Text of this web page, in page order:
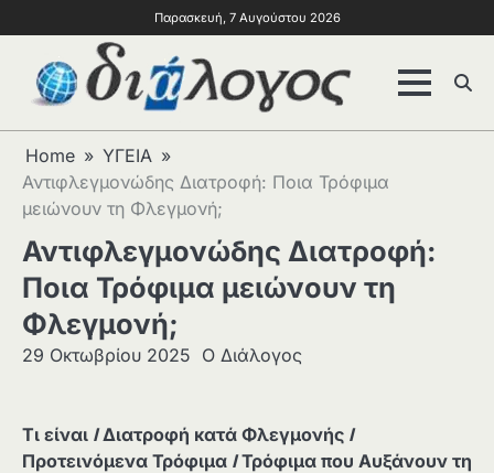
Παρασκευή, 7 Αυγούστου 2026
Home
ΥΓΕΙΑ
Αντιφλεγμονώδης Διατροφή: Ποια Τρόφιμα
μειώνουν τη Φλεγμονή;
Αντιφλεγμονώδης Διατροφή:
Ποια Τρόφιμα μειώνουν τη
Φλεγμονή;
29 Οκτωβρίου 2025 Ο Διάλογος
Τι είναι ΙΔιατροφή κατά Φλεγμονής Ι
Προτεινόμενα Τρόφιμα ΙΤρόφιμα που Αυξάνουν τη